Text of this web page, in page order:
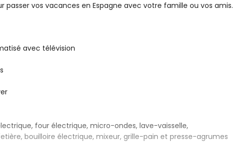
vos vacances en Espagne avec votre famille ou vos amis.
avec télévision
four électrique, micro-ondes, lave-vaisselle,
bouilloire électrique, mixeur, grille-pain et presse-agrumes